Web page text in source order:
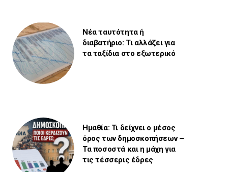
Νέα ταυτότητα ή
διαβατήριο: Τι αλλάζει για
τα ταξίδια στο εξωτερικό
Ημαθία: Τι δείχνει ο μέσος
όρος των δημοσκοπήσεων –
Τα ποσοστά και η μάχη για
τις τέσσερις έδρες